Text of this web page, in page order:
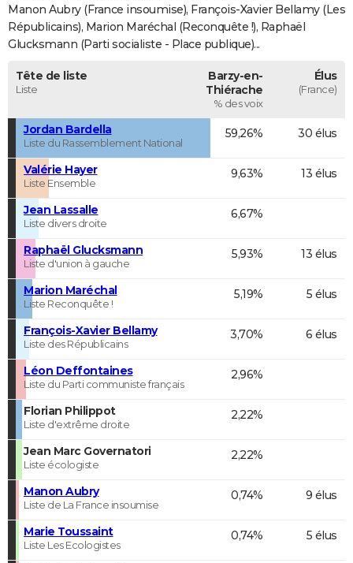
Bricolage
Lifestyle
Culture
Sport
Auto
Television
Voyage
Cinema
Manon Aubry (France insoumise), François-Xavier Bellamy (Les
Républicains), Marion Maréchal (Reconquête !), Raphaël
Glucksmann (Parti socialiste - Place publique)...
Tête de liste
Liste
Barzy-en-
Thiérache
% des voix
Élus
(France)
Jordan Bardella
Liste du Rassemblement National
59,26% 30 élus
Valérie Hayer
Liste Ensemble
9,63% 13 élus
Jean Lassalle
Liste divers droite
6,67%
Raphaël Glucksmann
Liste d'union à gauche
5,93% 13 élus
Marion Maréchal
Liste Reconquête !
5,19% 5 élus
François-Xavier Bellamy
Liste des Républicains
3,70% 6 élus
Léon Deffontaines
Liste du Parti communiste français
2,96%
Florian Philippot
Liste d'extrême droite
2,22%
Jean Marc Governatori
Liste écologiste
2,22%
Manon Aubry
Liste de La France insoumise
0,74% 9 élus
Marie Toussaint
Liste Les Ecologistes
0,74% 5 élus